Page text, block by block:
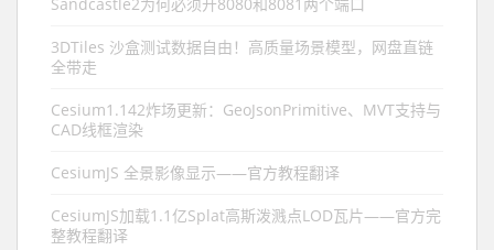
3DTiles 沙盒测试数据自由！高质量场景模型，网盘直链
全带走
Cesium1.142炸场更新：GeoJsonPrimitive、MVT支持与
CAD线框渲染
CesiumJS 全景影像显示——官方教程翻译
CesiumJS加载1.1亿Splat高斯泼溅点LOD瓦片——官方完
整教程翻译